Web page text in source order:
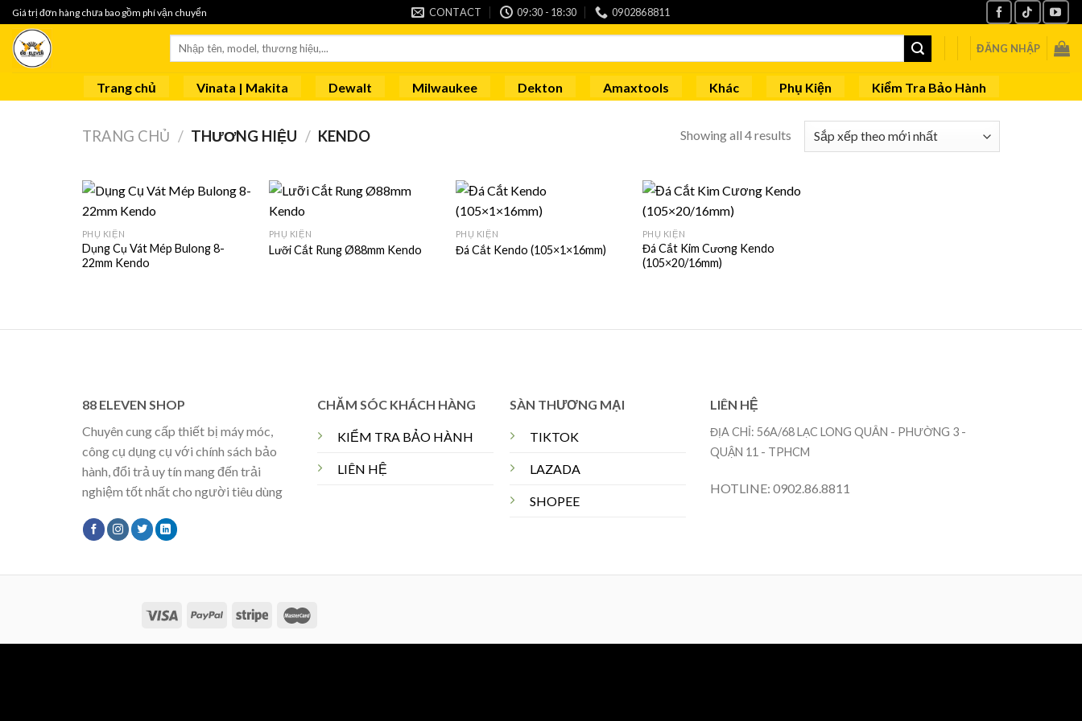
Skip
to
content
Giá trị đơn hàng chưa bao gồm phí vận chuyển CONTACT 09:30 - 18:30 0902868811
Tìm
ĐĂNG NHẬP
Trang chủ Vinata | Makita Dewalt Milwaukee Dekton Amaxtools Khác Phụ Kiện Kiểm Tra Bảo Hành
TRANG CHỦ / THƯƠNG HIỆU / KENDO Showing all 4 results
PHỤ KIỆN
Dụng Cụ Vát Mép Bulong 8-
22mm Kendo
PHỤ KIỆN
Lưỡi Cắt Rung Ø88mm Kendo
PHỤ KIỆN
Đá Cắt Kendo (105×1×16mm)
PHỤ KIỆN
Đá Cắt Kim Cương Kendo
(105×20/16mm)
88 ELEVEN SHOP
Chuyên cung cấp thiết bị máy móc,
công cụ dụng cụ với chính sách bảo
hành, đổi trả uy tín mang đến trải
nghiệm tốt nhất cho người tiêu dùng
CHĂM SÓC KHÁCH HÀNG
KIỂM TRA BẢO HÀNH
LIÊN HỆ
SÀN THƯƠNG MẠI
TIKTOK
LAZADA
SHOPEE
LIÊN HỆ
ĐỊA CHỈ: 56A/68 LẠC LONG QUÂN - PHƯỜNG 3 -
QUẬN 11 - TPHCM
HOTLINE: 0902.86.8811